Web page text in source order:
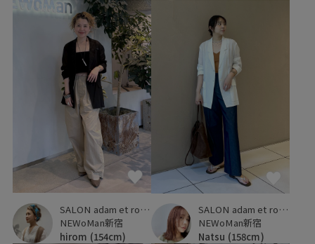
SALON adam et ropé
NEWoMan新宿
hirom (154cm)
SALON adam et ropé
NEWoMan新宿
Natsu (158cm)